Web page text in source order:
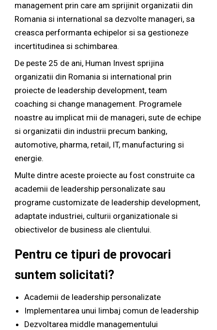
management prin care am sprijinit organizatii din
Romania si international sa dezvolte manageri, sa
creasca performanta echipelor si sa gestioneze
incertitudinea si schimbarea.
De peste 25 de ani, Human Invest sprijina
organizatii din Romania si international prin
proiecte de leadership development, team
coaching si change management. Programele
noastre au implicat mii de manageri, sute de echipe
si organizatii din industrii precum banking,
automotive, pharma, retail, IT, manufacturing si
energie.
Multe dintre aceste proiecte au fost construite ca
academii de leadership personalizate sau
programe customizate de leadership development,
adaptate industriei, culturii organizationale si
obiectivelor de business ale clientului.
Pentru ce tipuri de provocari
suntem solicitati?
Academii de leadership personalizate
Implementarea unui limbaj comun de leadership
Dezvoltarea middle managementului